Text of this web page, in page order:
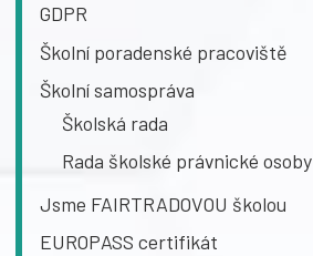
GDPR
Školní poradenské pracoviště
Školní samospráva
Školská rada
Rada školské právnické osoby
Jsme FAIRTRADOVOU školou
EUROPASS certifikát